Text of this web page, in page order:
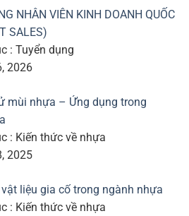
NHÂN VIÊN KINH DOANH QUỐC
SALES)
: Tuyển dụng
2026
mùi nhựa – Ứng dụng trong
: Kiến thức về nhựa
2025
liệu gia cố trong ngành nhựa
: Kiến thức về nhựa